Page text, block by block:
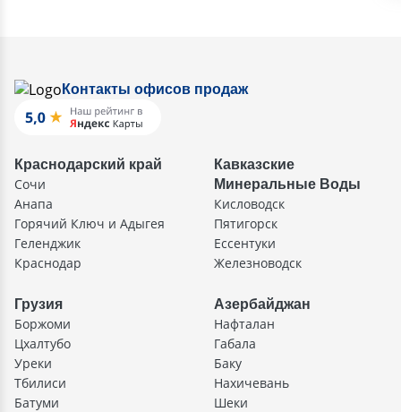
Контакты офисов продаж
Краснодарский край
Сочи
Анапа
Горячий Ключ и Адыгея
Геленджик
Краснодар
Кавказские
Минеральные Воды
Кисловодск
Пятигорск
Ессентуки
Железноводск
Грузия
Боржоми
Цхалтубо
Уреки
Тбилиси
Батуми
Азербайджан
Нафталан
Габала
Баку
Нахичевань
Шеки